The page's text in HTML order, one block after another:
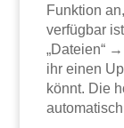
Funktion
verfügbar
„Dateien“
ihr einen
könnt. Die